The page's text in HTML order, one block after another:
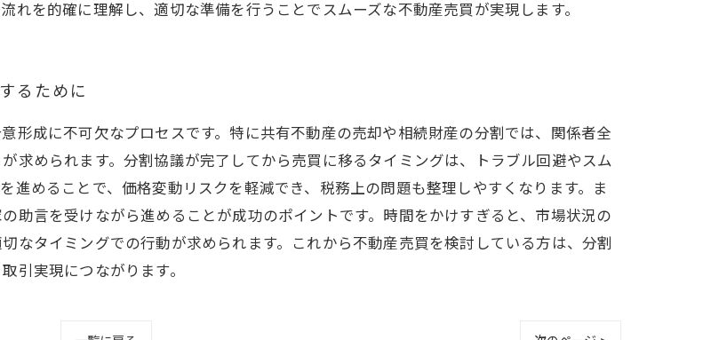
れを的確に理解し、適切な準備を行うことでスムーズな不動産売買が実現します。
るために
形成に不可欠なプロセスです。特に共有不動産の売却や相続財産の分割では、関係者全
求められます。分割協議が完了してから売買に移るタイミングは、トラブル回避やスム
進めることで、価格変動リスクを軽減でき、税務上の問題も整理しやすくなります。ま
助言を受けながら進めることが成功のポイントです。時間をかけすぎると、市場状況の
なタイミングでの行動が求められます。これから不動産売買を検討している方は、分割
引実現につながります。